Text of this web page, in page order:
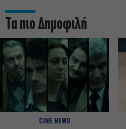
Τα πιο Δημοφιλή
CINE NEWS